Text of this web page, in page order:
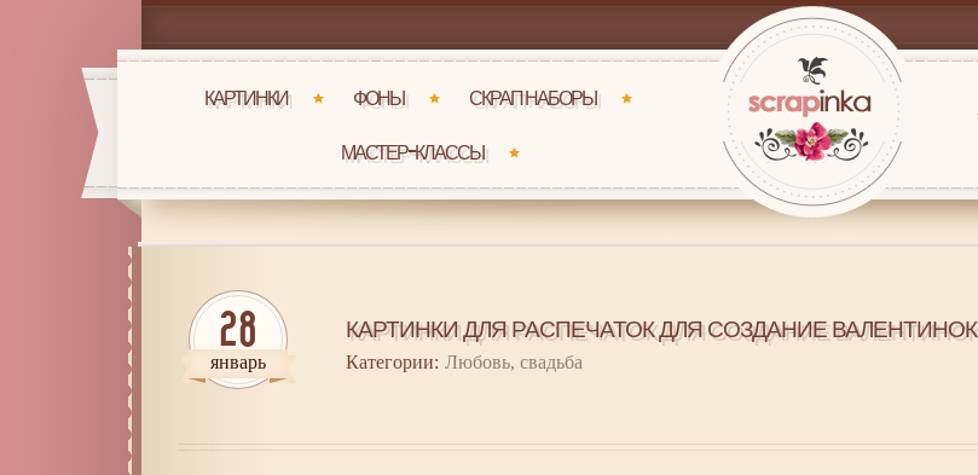
КАРТИНКИ ФОНЫ СКРАП НАБОРЫ
МАСТЕР-КЛАССЫ
28
январь
КАРТИНКИ ДЛЯ РАСПЕЧАТОК ДЛЯ СОЗДАНИЕ ВАЛЕНТИНОК
Категории: Любовь, свадьба